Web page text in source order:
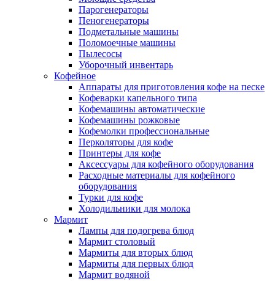
Парогенераторы
Пеногенераторы
Подметальные машины
Поломоечные машины
Пылесосы
Уборочный инвентарь
Кофейное
Аппараты для приготовления кофе на песке
Кофеварки капельного типа
Кофемашины автоматические
Кофемашины рожковые
Кофемолки профессиональные
Перколяторы для кофе
Принтеры для кофе
Аксессуары для кофейного оборудования
Расходные материалы для кофейного
оборудования
Турки для кофе
Холодильники для молока
Мармит
Лампы для подогрева блюд
Мармит столовый
Мармиты для вторых блюд
Мармиты для первых блюд
Мармит водяной